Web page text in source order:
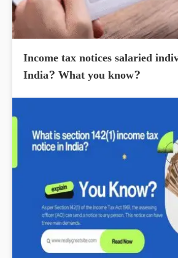
Income tax notices salaried
India? What you know?